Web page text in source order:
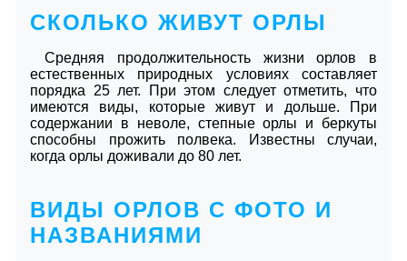
СКОЛЬКО ЖИВУТ ОРЛЫ
Средняя продолжительность жизни орлов в
естественных природных условиях составляет
порядка 25 лет. При этом следует отметить, что
имеются виды, которые живут и дольше. При
содержании в неволе, степные орлы и беркуты
способны прожить полвека. Известны случаи,
когда орлы доживали до 80 лет.
ВИДЫ ОРЛОВ С ФОТО И
НАЗВАНИЯМИ